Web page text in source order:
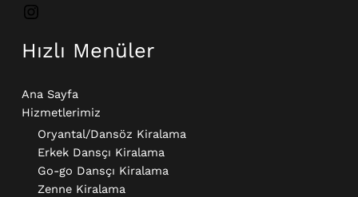
Hızlı Menüler
Ana Sayfa
Hizmetlerimiz
Oryantal/Dansöz Kiralama
Erkek Dansçı Kiralama​
Go-go Dansçı Kiralama​
Zenne Kiralama